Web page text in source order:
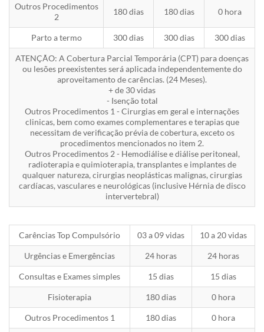
Outros Procedimentos
2
180 dias 180 dias 0 hora
Parto a termo 300 dias 300 dias 300 dias
ATENÇÃO: A Cobertura Parcial Temporária (CPT) para doenças
ou lesões preexistentes será aplicada independentemente do
aproveitamento de carências. (24 Meses).
+ de 30 vidas
- Isenção total
Outros Procedimentos 1 - Cirurgias em geral e internações
clinicas, bem como exames complementares e terapias que
necessitam de verificação prévia de cobertura, exceto os
procedimentos mencionados no item 2.
Outros Procedimentos 2 - Hemodiálise e diálise peritoneal,
radioterapia e quimioterapia, transplantes e implantes de
qualquer natureza, cirurgias neoplásticas malignas, cirurgias
cardíacas, vasculares e neurológicas (inclusive Hérnia de disco
intervertebral)
Carências Top Compulsório 03 a 09 vidas 10 a 20 vidas
Urgências e Emergências 24 horas 24 horas
Consultas e Exames simples 15 dias 15 dias
Fisioterapia 180 dias 0 hora
Outros Procedimentos 1 180 dias 0 hora